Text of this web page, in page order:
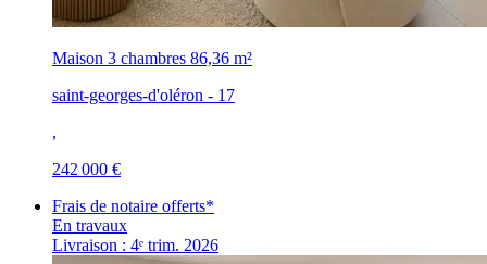
Maison 3 chambres 86,36 m²
saint-georges-d'oléron - 17
,
242 000 €
Frais de notaire offerts*
En travaux
Livraison : 4ᵉ trim. 2026